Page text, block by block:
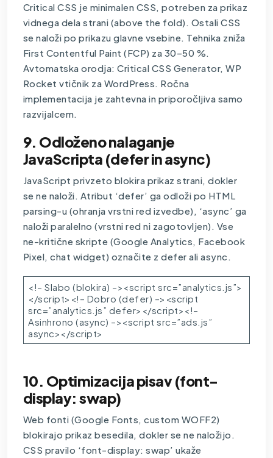
Critical CSS je minimalen CSS, potreben za prikaz
vidnega dela strani (above the fold). Ostali CSS
se naloži po prikazu glavne vsebine. Tehnika zniža
First Contentful Paint (FCP) za 30–50 %.
Avtomatska orodja: Critical CSS Generator, WP
Rocket vtičnik za WordPress. Ročna
implementacija je zahtevna in priporočljiva samo
razvijalcem.
9. Odloženo nalaganje
JavaScripta (defer in async)
JavaScript privzeto blokira prikaz strani, dokler
se ne naloži. Atribut ‘defer’ ga odloži po HTML
parsing-u (ohranja vrstni red izvedbe), ‘async’ ga
naloži paralelno (vrstni red ni zagotovljen). Vse
ne-kritične skripte (Google Analytics, Facebook
Pixel, chat widget) označite z defer ali async.
<!– Slabo (blokira) –><script src=”analytics.js”>
</script><!– Dobro (defer) –><script
src=”analytics.js” defer></script><!–
Asinhrono (async) –><script src=”ads.js”
async></script>
10. Optimizacija pisav (font-
display: swap)
Web fonti (Google Fonts, custom WOFF2)
blokirajo prikaz besedila, dokler se ne naložijo.
CSS pravilo ‘font-display: swap’ ukaže